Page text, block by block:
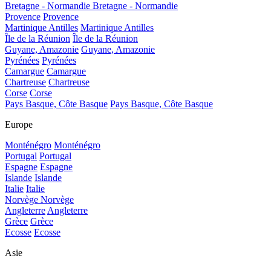
Bretagne - Normandie Bretagne - Normandie
Provence Provence
Martinique Antilles Martinique Antilles
Île de la Réunion Île de la Réunion
Guyane, Amazonie Guyane, Amazonie
Pyrénées Pyrénées
Camargue Camargue
Chartreuse Chartreuse
Corse Corse
Pays Basque, Côte Basque Pays Basque, Côte Basque
Europe
Monténégro Monténégro
Portugal Portugal
Espagne Espagne
Islande Islande
Italie Italie
Norvège Norvège
Angleterre Angleterre
Grèce Grèce
Ecosse Ecosse
Asie